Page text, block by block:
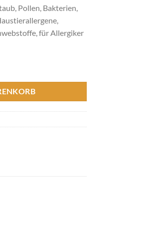
Pollen, Bakterien,
für Allergiker